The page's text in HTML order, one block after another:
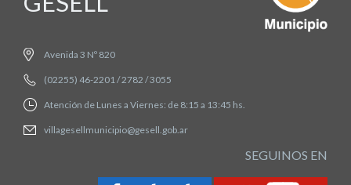
Avenida 3 Nº 820
(02255) 46-2201 / 2782 / 3055
Atención de Lunes a Viernes: de 8:15 a 13:45 hs.
villagesellmunicipio@gesell.gob.ar
SEGUINOS EN